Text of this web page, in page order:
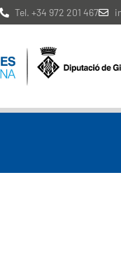
Tel. +34 972 201 467